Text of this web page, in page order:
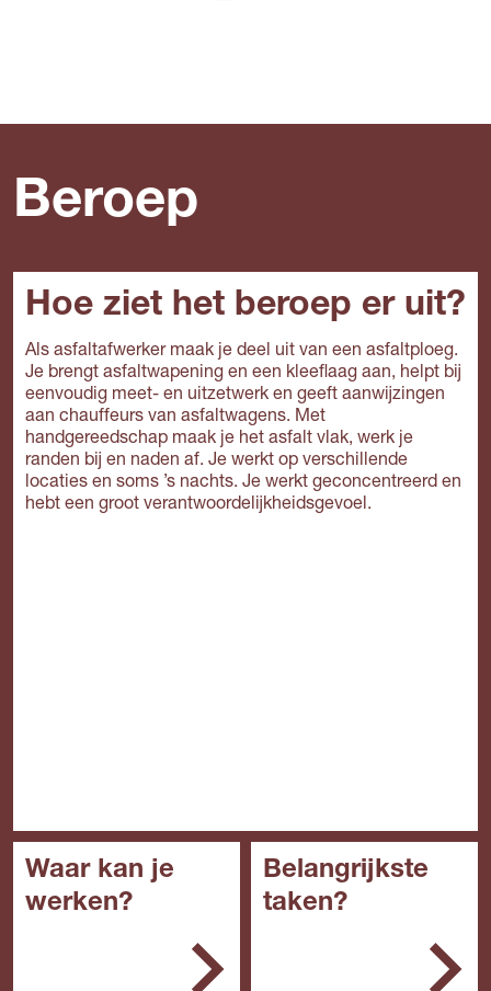
Beroep
Hoe ziet het beroep er uit?
Als asfaltafwerker maak je deel uit van een asfaltploeg.
Je brengt asfaltwapening en een kleeflaag aan, helpt bij
eenvoudig meet- en uitzetwerk en geeft aanwijzingen
aan chauffeurs van asfaltwagens. Met
handgereedschap maak je het asfalt vlak, werk je
randen bij en naden af. Je werkt op verschillende
locaties en soms ’s nachts. Je werkt geconcentreerd en
hebt een groot verantwoordelijkheidsgevoel.
Waar kan je
werken?
Een bedrijf in de sector
Belangrijkste
taken?
Je bereidt het werk en